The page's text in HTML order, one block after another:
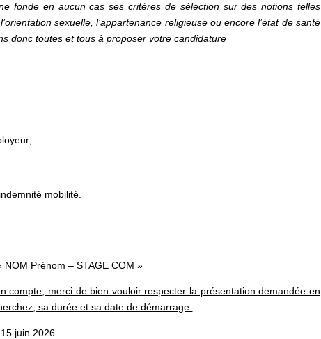
fonde en aucun cas ses critères de sélection sur des notions telles
sexuelle, l’appartenance religieuse ou encore l’état de santé
donc toutes et tous à proposer votre candidature
mobilité.
NOM Prénom – STAGE COM »
compte, merci de bien vouloir respecter la présentation demandée en
sa durée et sa date de démarrage.
juin 2026